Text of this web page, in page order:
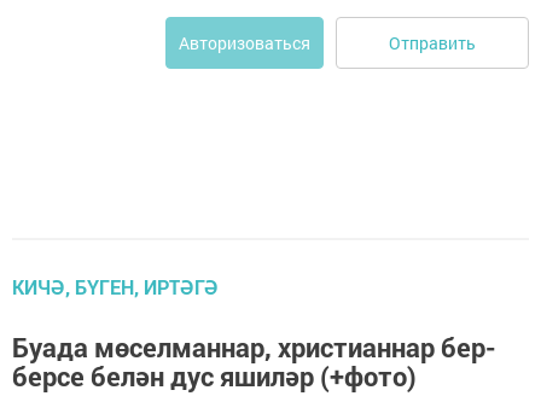
Авторизоваться Отправить
КИЧӘ, БҮГЕН, ИРТӘГӘ
Буада мөселманнар, христианнар бер-
берсе белән дус яшиләр (+фото)